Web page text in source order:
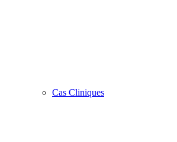
Cas Cliniques